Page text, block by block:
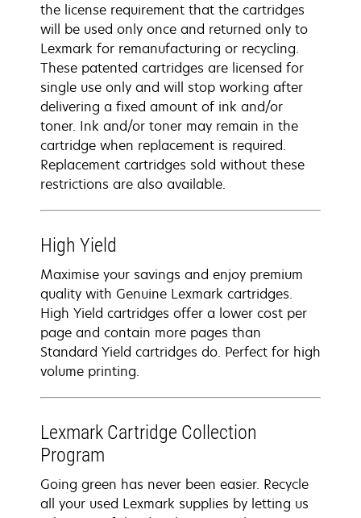
the license requirement that the cartridges
will be used only once and returned only to
Lexmark for remanufacturing or recycling.
These patented cartridges are licensed for
single use only and will stop working after
delivering a fixed amount of ink and/or
toner. Ink and/or toner may remain in the
cartridge when replacement is required.
Replacement cartridges sold without these
restrictions are also available.
High Yield
Maximise your savings and enjoy premium
quality with Genuine Lexmark cartridges.
High Yield cartridges offer a lower cost per
page and contain more pages than
Standard Yield cartridges do. Perfect for high
volume printing.
Lexmark Cartridge Collection
Program
Going green has never been easier. Recycle
all your used Lexmark supplies by letting us